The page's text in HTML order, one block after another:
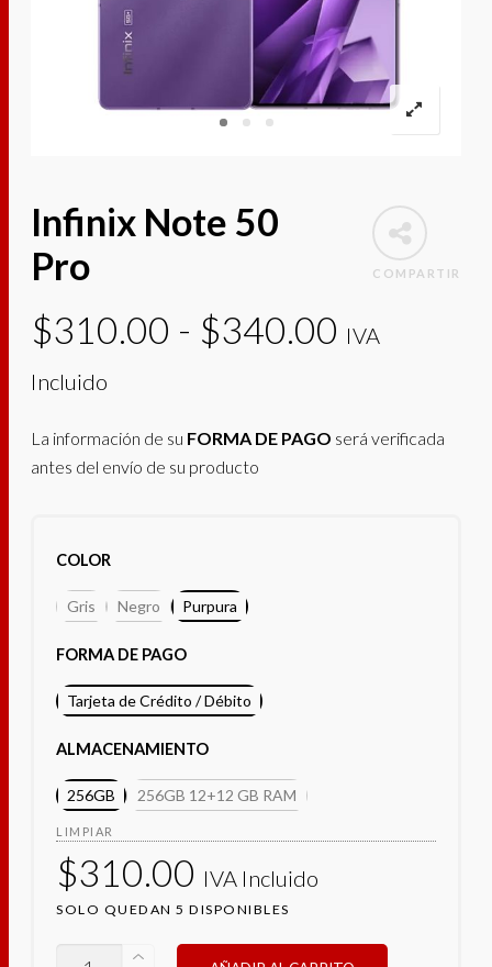
COMPARTIR
Infinix Note 50
Pro
$310.00 - $340.00 Rango
desde
IVA
Incluido
La información de su FORMA DE PAGO será verificada
antes del envío de su producto
COLOR
Gris Negro Purpura
FORMA DE PAGO
Tarjeta de Crédito / Débito
ALMACENAMIENTO
256GB 256GB 12+12 GB RAM
LIMPIAR
$310.00 IVA Incluido
SOLO QUEDAN 5 DISPONIBLES